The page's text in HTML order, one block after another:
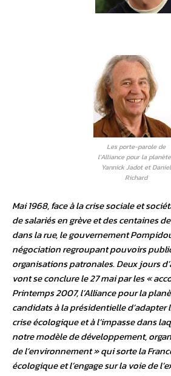
Les porte-parole de
l’Alliance pour la
Yannick Jadot et Daniel
Richard
Mai 1968, face à la crise sociale et
de salariés en grève et des centaines
dans la rue, le gouvernement
négociation regroupant pouvoirs
organisations patronales. Deux jours
vont se conclure le 27 mai par les «
Printemps 2007, l’Alliance pour la
candidats à la présidentielle d’adapter
crise écologique et à l’impasse dans
notre modèle de développement,
de l’environnement » qui sorte la
écologique et l’engage sur la voie de